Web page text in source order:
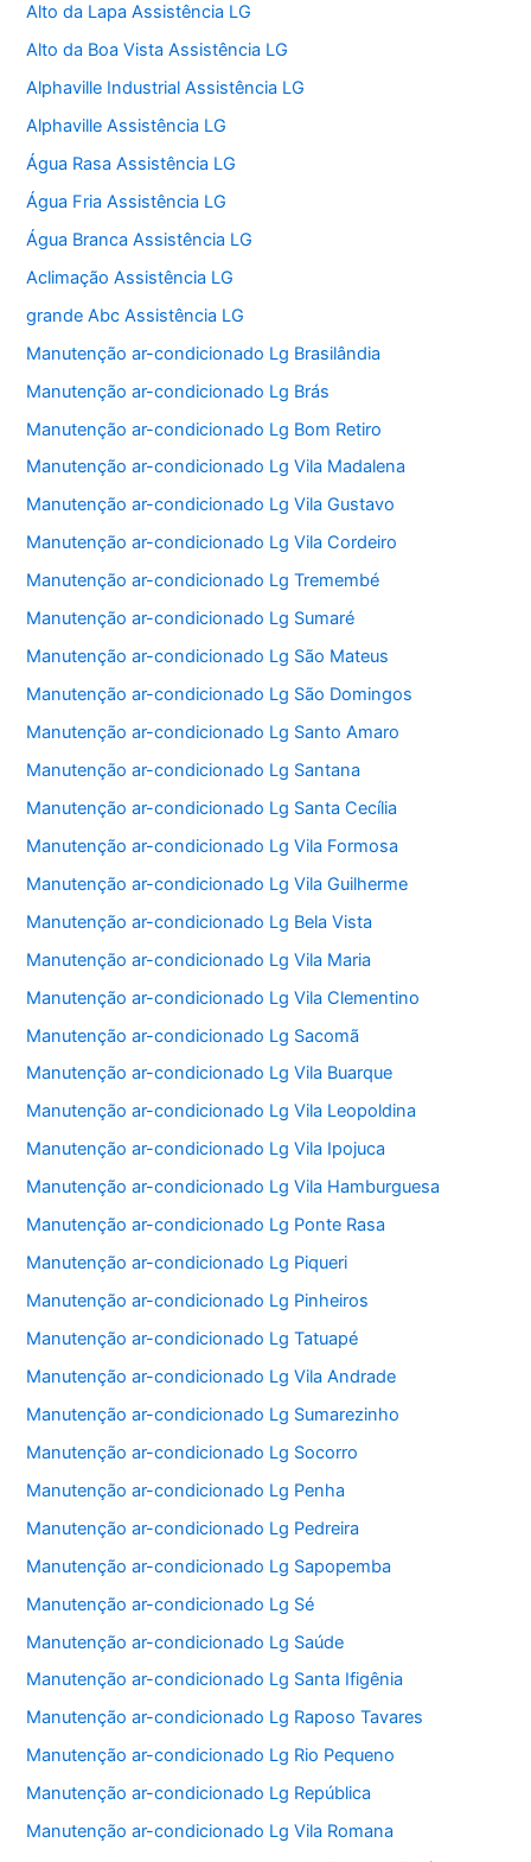
Alto da Lapa Assistência LG
Alto da Boa Vista Assistência LG
Alphaville Industrial Assistência LG
Alphaville Assistência LG
Água Rasa Assistência LG
Água Fria Assistência LG
Água Branca Assistência LG
Aclimação Assistência LG
grande Abc Assistência LG
Manutenção ar-condicionado Lg Brasilândia
Manutenção ar-condicionado Lg Brás
Manutenção ar-condicionado Lg Bom Retiro
Manutenção ar-condicionado Lg Vila Madalena
Manutenção ar-condicionado Lg Vila Gustavo
Manutenção ar-condicionado Lg Vila Cordeiro
Manutenção ar-condicionado Lg Tremembé
Manutenção ar-condicionado Lg Sumaré
Manutenção ar-condicionado Lg São Mateus
Manutenção ar-condicionado Lg São Domingos
Manutenção ar-condicionado Lg Santo Amaro
Manutenção ar-condicionado Lg Santana
Manutenção ar-condicionado Lg Santa Cecília
Manutenção ar-condicionado Lg Vila Formosa
Manutenção ar-condicionado Lg Vila Guilherme
Manutenção ar-condicionado Lg Bela Vista
Manutenção ar-condicionado Lg Vila Maria
Manutenção ar-condicionado Lg Vila Clementino
Manutenção ar-condicionado Lg Sacomã
Manutenção ar-condicionado Lg Vila Buarque
Manutenção ar-condicionado Lg Vila Leopoldina
Manutenção ar-condicionado Lg Vila Ipojuca
Manutenção ar-condicionado Lg Vila Hamburguesa
Manutenção ar-condicionado Lg Ponte Rasa
Manutenção ar-condicionado Lg Piqueri
Manutenção ar-condicionado Lg Pinheiros
Manutenção ar-condicionado Lg Tatuapé
Manutenção ar-condicionado Lg Vila Andrade
Manutenção ar-condicionado Lg Sumarezinho
Manutenção ar-condicionado Lg Socorro
Manutenção ar-condicionado Lg Penha
Manutenção ar-condicionado Lg Pedreira
Manutenção ar-condicionado Lg Sapopemba
Manutenção ar-condicionado Lg Sé
Manutenção ar-condicionado Lg Saúde
Manutenção ar-condicionado Lg Santa Ifigênia
Manutenção ar-condicionado Lg Raposo Tavares
Manutenção ar-condicionado Lg Rio Pequeno
Manutenção ar-condicionado Lg República
Manutenção ar-condicionado Lg Vila Romana